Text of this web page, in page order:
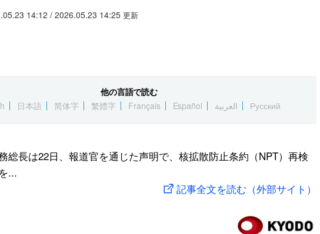
14:12 / 2026.05.23 14:25 更新
他の言語で読む
日本語 简体字 繁體字 Français Español العربية Русский
総長は22日、報道官を通じた声明で、核拡散防止条約（NPT）再検
...
記事全文を読む（外部サイト）